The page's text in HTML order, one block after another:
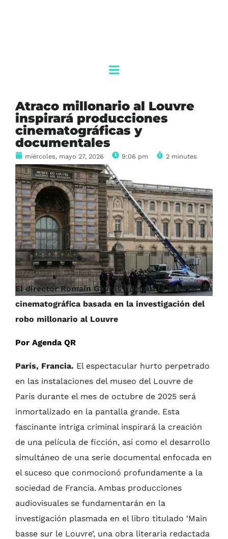
Atraco millonario al Louvre
inspirará producciones
cinematográficas y
documentales
miércoles, mayo 27, 2026 9:06 pm 2 minutes
El director Romain Gavras liderará la adaptación
cinematográfica basada en la investigación del
robo millonario al Louvre
Por Agenda QR
París, Francia. El espectacular hurto perpetrado
en las instalaciones del museo del Louvre de
París durante el mes de octubre de 2025 será
inmortalizado en la pantalla grande. Esta
fascinante intriga criminal inspirará la creación
de una película de ficción, así como el desarrollo
simultáneo de una serie documental enfocada en
el suceso que conmocionó profundamente a la
sociedad de Francia. Ambas producciones
audiovisuales se fundamentarán en la
investigación plasmada en el libro titulado ‘Main
basse sur le Louvre’, una obra literaria redactada